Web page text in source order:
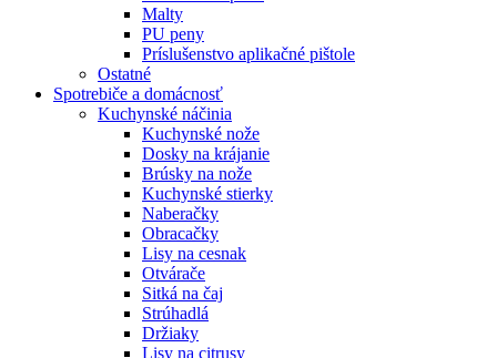
Malty
PU peny
Príslušenstvo aplikačné pištole
Ostatné
Spotrebiče a domácnosť
Kuchynské náčinia
Kuchynské nože
Dosky na krájanie
Brúsky na nože
Kuchynské stierky
Naberačky
Obracačky
Lisy na cesnak
Otvárače
Sitká na čaj
Strúhadlá
Držiaky
Lisy na citrusy